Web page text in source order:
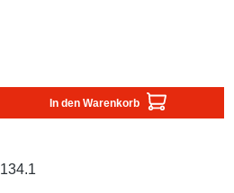
den gewünschten
In den Warenkorb